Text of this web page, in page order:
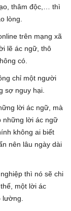
thâm độc,… thì
lòng.
trên mạng xã
lẽ ác ngữ, thô
có.
chỉ một người
sợ nguy hại.
lời ác ngữ, mà
những lời ác ngữ
không ai biết
nên lâu ngày dài
thì nó sẽ chi
một lời ác